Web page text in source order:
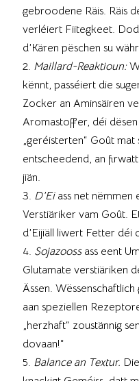
gebroodene Räis. Räis
verléiert Fiitegkeet.
d’Kären pëschen su
Maillard-Reaktioun:
kënnt, passéiert die
Zocker an Aminsäiren
Aromastoffer, déi
„geréisterten“ Goût
entscheedend, an
jiän.
D’Eiass net nëmmen
Verstiäriker vam Goût.
d’Eijiäll liwert Fetter déi
Sojazoossass eent
Glutamate verstiäriken
Ässen.
aan speziellen
„herzhaft“ zoustännig
dovaan!“
Balance an Textur.